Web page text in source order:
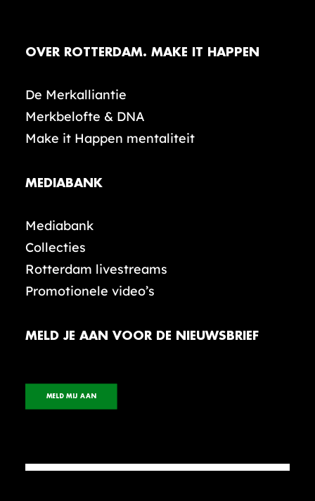
OVER ROTTERDAM. MAKE IT HAPPEN
De Merkalliantie
Merkbelofte & DNA
Make it Happen mentaliteit
MEDIABANK
Mediabank
Collecties
Rotterdam livestreams
Promotionele video’s
MELD JE AAN VOOR DE NIEUWSBRIEF
MELD MIJ AAN